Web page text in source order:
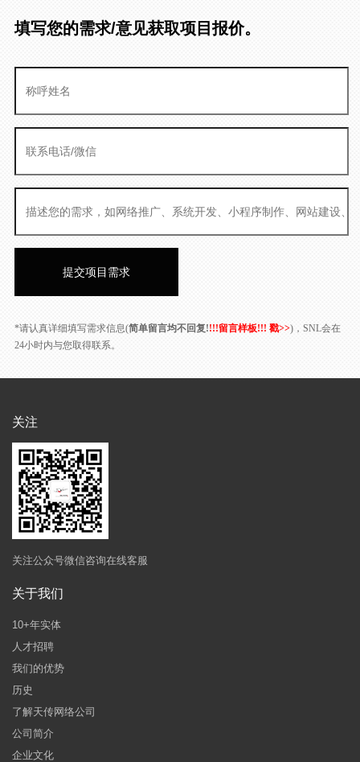
填写您的需求/意见获取项目报价。
*请认真详细填写需求信息(简单留言均不回复!!!!留言样板!!! 戳>>)，SNL会在
24小时内与您取得联系。
关注
关注公众号微信咨询在线客服
关于我们
10+年实体
人才招聘
我们的优势
历史
了解天传网络公司
公司简介
企业文化